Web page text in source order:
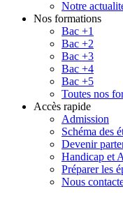
Notre
Nos formations
Bac +1
Bac +2
Bac +3
Bac +4
Bac +5
Toutes nos
Accès rapide
Admission
Schéma des
Devenir
Handicap et
Préparer les
Nous